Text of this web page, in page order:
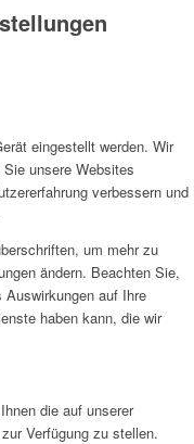
eingestellt werden. Wir
unsere Websites
verbessern und
um mehr zu
ändern. Beachten Sie,
auf Ihre
haben kann, die wir
die auf unserer
Verfügung zu stellen.